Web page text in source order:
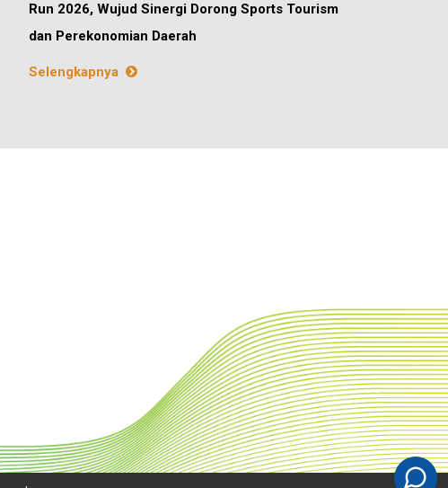
Run 2026, Wujud Sinergi Dorong Sports Tourism
dan Perekonomian Daerah
Selengkapnya